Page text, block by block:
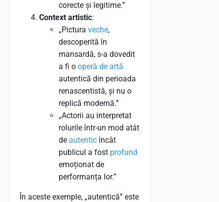
corecte și legitime.”
Context artistic:
„Pictura veche,
descoperită în
mansardă, s-a dovedit
a fi o operă de artă
autentică din perioada
renascentistă, și nu o
replică modernă.”
„Actorii au interpretat
rolurile într-un mod atât
de autenticîncât
publicul a fost profund
emoționat de
performanța lor.”
În aceste exemple, „autentică” este